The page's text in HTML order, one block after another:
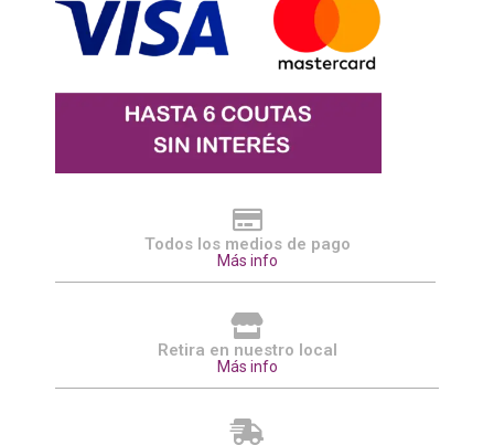
Todos los medios de pago
Más info
Retira en nuestro local
Más info